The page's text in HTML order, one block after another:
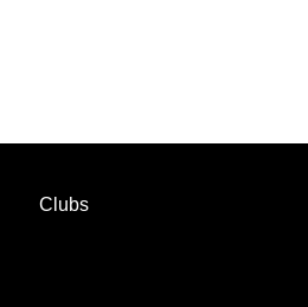
Clubs